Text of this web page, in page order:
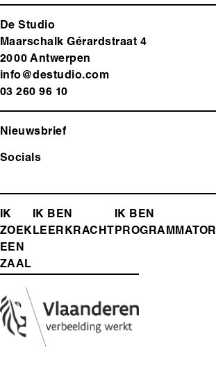
De Studio
Maarschalk Gérardstraat 4
2000 Antwerpen
info@destudio.com
03 260 96 10
Nieuwsbrief
Socials
FOOTER-
MENU
IK
ZOEK
EEN
ZAAL
IK BEN
LEERKRACHT
IK BEN
PROGRAMMATOR
Media
Afbeelding